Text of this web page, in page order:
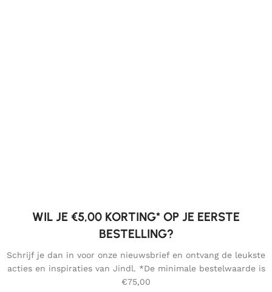
WIL JE €5,00 KORTING* OP JE EERSTE
BESTELLING?
Schrijf je dan in voor onze nieuwsbrief en ontvang de leukste
acties en inspiraties van Jindl. *De minimale bestelwaarde is
€75,00